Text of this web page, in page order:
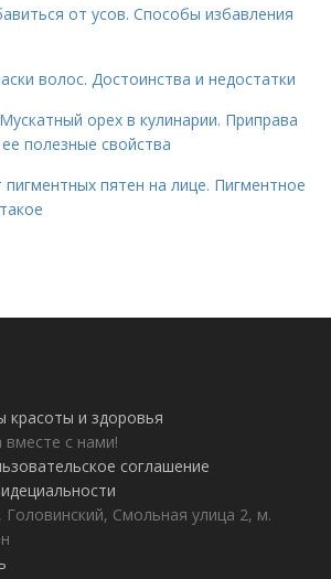
от усов. Способы избавления
волос. Достоинства и недостатки
орех в кулинарии. Приправа
полезные свойства
пигментных пятен на лице. Пигментное
красоты и здоровья
вместе с нами!
соглашение
Смольная улица 2, м.